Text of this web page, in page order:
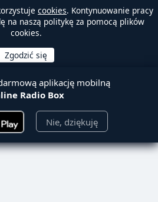
cookies. Kontynuowanie pracy
na naszą politykę za pomocą plików
cookies.
aplikację mobilną
Radio Box
Nie, dziękuję